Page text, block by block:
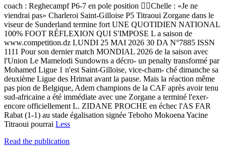
coach : Reghecampf P6-7 en pole position Chelle : «Je ne
viendrai pas» Charleroi Saint-Gilloise P5 Titraoui Zorgane dans le
viseur de Sunderland termine fort UNE QUOTIDIEN NATIONAL
100% FOOT RÉFLEXION QUI S'IMPOSE L a saison de
www.competition.dz LUNDI 25 MAI 2026 30 DA N°7885 ISSN
1111 Pour son dernier match MONDIAL 2026 de la saison avec
l'Union Le Mamelodi Sundowns a décro- un penalty transformé par
Mohamed Ligue 1 n'est Saint-Gilloise, vice-cham- ché dimanche sa
deuxième Ligue des Hrimat avant la pause. Mais la réaction même
pas pion de Belgique, Adem champions de la CAF après avoir tenu
sud-africaine a été immédiate avec une Zorgane a terminé l'exer-
encore officiellement L. ZIDANE PROCHE en échec l'AS FAR
Rabat (1-1) au stade égalisation signée Teboho Mokoena Yacine
Titraoui pourrai Less
Read the publication